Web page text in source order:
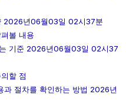
2026년06월03일 02시37분
볼 내용
기준 2026년06월03일 02시37
할 점
과 절차를 확인하는 방법 2026년